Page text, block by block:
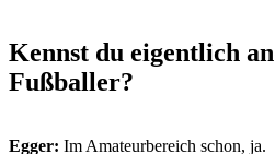
Kennst du eigentlich
Fußballer?
Egger: Im Amateurbereich schon, ja.